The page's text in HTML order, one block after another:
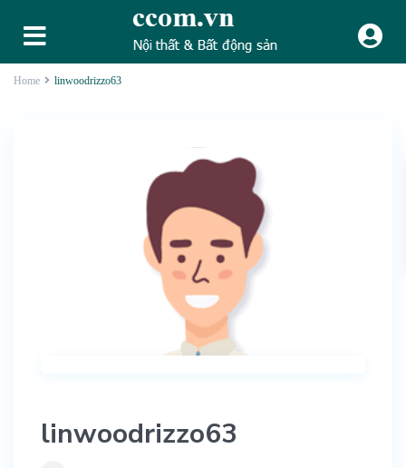
Home linwoodrizzo63
linwoodrizzo63